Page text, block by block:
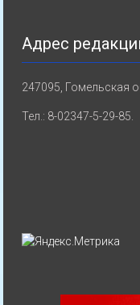
Адрес
247095, Гомельская
Тел.: 8-02347-5-29-85.